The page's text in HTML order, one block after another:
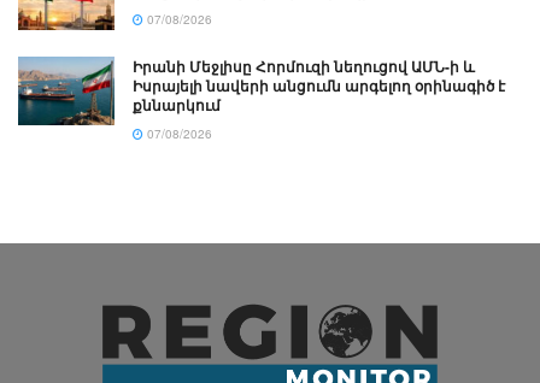
07/08/2026
Իրանի Մեջլիսը Հորմուզի նեղուցով ԱՄՆ-ի և
Իսրայելի նավերի անցումն արգելող օրինագիծ է
քննարկում
07/08/2026